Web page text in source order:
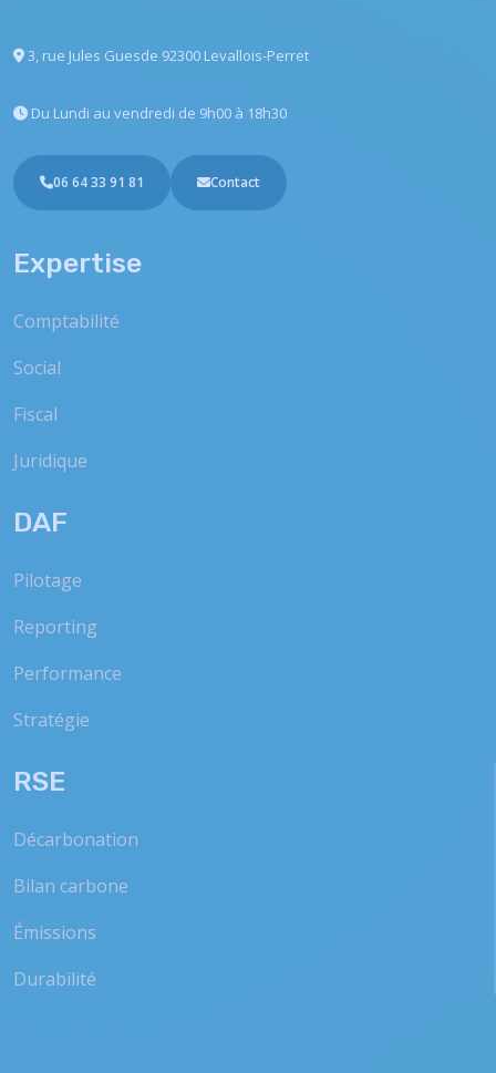
3, rue Jules Guesde 92300 Levallois-Perret
Du Lundi au vendredi de 9h00 à 18h30
06 64 33 91 81 Contact
Expertise
Comptabilité
Social
Fiscal
Juridique
DAF
Pilotage
Reporting
Performance
Stratégie
RSE
Décarbonation
Bilan carbone
Émissions
Durabilité